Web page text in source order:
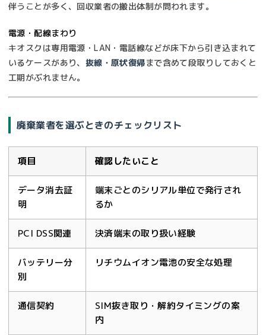
伴うことが多く、回収業者の搬出体制が問われます。
電源・配線まわり
キオスクは専用電源・LAN・電話線などが床下から引き込まれて
いるケースがあり、 抜線・原状復帰まで含めて段取りしておくと
工期がぶれません。
廃棄業者を選ぶときのチェックリスト
項目 確認したいこと
データ消去証
明
端末ごとのシリアル単位で発行され
るか
PCI DSS関連 決済端末の取り扱い経験
バッテリー分
別
リチウムイオン電池の安全な処理
通信契約
SIM抜き取り・解約タイミングの案
内